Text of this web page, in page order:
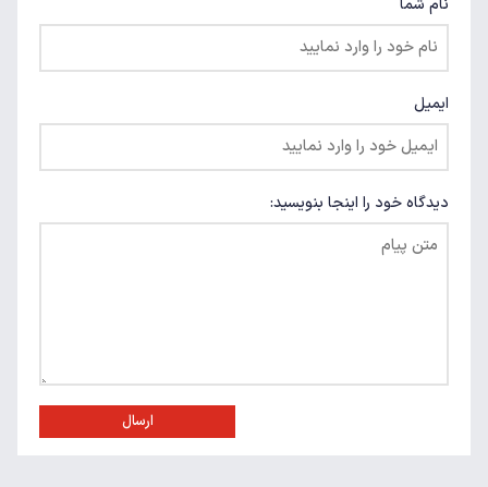
نام شما
ایمیل
دیدگاه خود را اینجا بنویسید:
ارسال